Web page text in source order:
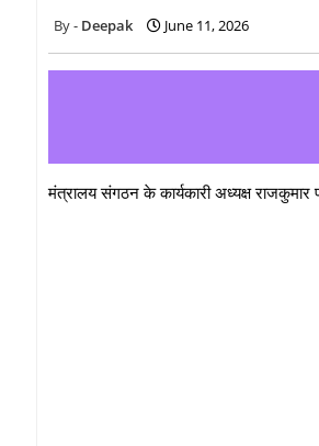
Deepak June 11, 2026
मंत्रालय संगठन के कार्यकारी अध्यक्ष